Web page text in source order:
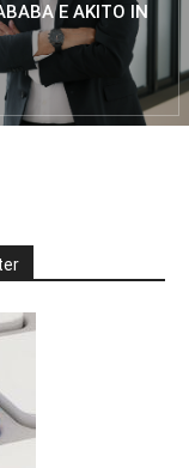
E AKITO IN